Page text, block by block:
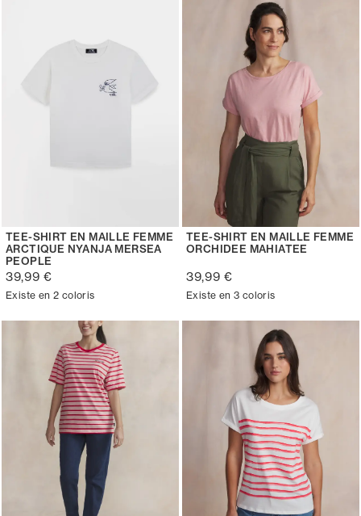
TEE-SHIRT EN MAILLE FEMME
ARCTIQUE NYANJA MERSEA
PEOPLE
39,99 €
Existe en 2 coloris
TEE-SHIRT EN MAILLE FEMME
ORCHIDEE MAHIATEE
39,99 €
Existe en 3 coloris